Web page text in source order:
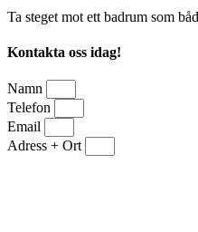
Ta steget mot ett badrum som
Kontakta oss idag!
Namn
Telefon
Email
Adress + Ort